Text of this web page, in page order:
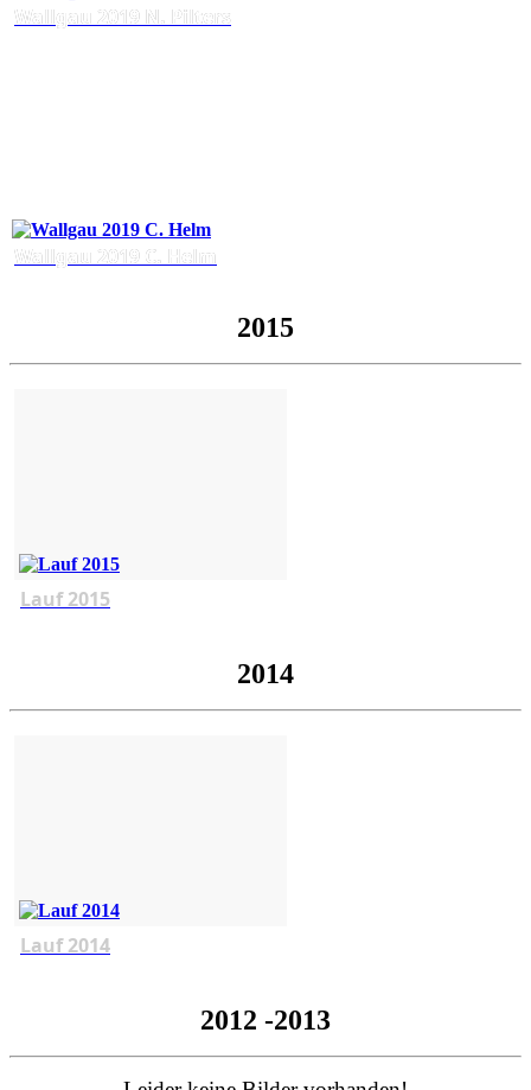
Wallgau 2019 N. Pilters
Wallgau 2019 C. Helm
2015
Lauf 2015
2014
Lauf 2014
2012 -2013